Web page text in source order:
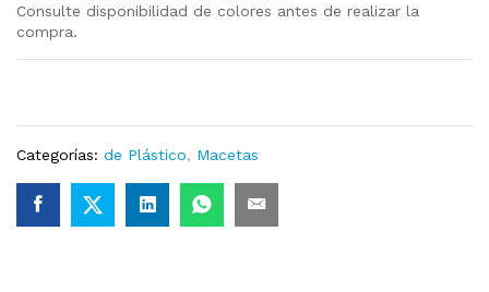
Consulte disponibilidad de colores antes de realizar la
compra.
Categorías: de Plástico, Macetas